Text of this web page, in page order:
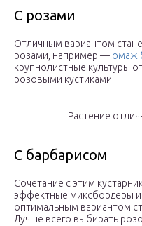
С розами
Отличным вариантом
розами, например — омаж
крупнолистные культуры
розовыми кустиками.
Растение
С барбарисом
Сочетание с этим
эффектные миксбордеры и
оптимальным вариантом
Лучше всего выбирать